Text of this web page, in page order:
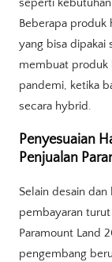
seperti
Beberapa produk
yang bisa dipakai
membuat produk
pandemi, ketika
secara hybrid.
Penyesuaian
Penjualan
Selain desain
pembayaran
Paramount Land
pengembang